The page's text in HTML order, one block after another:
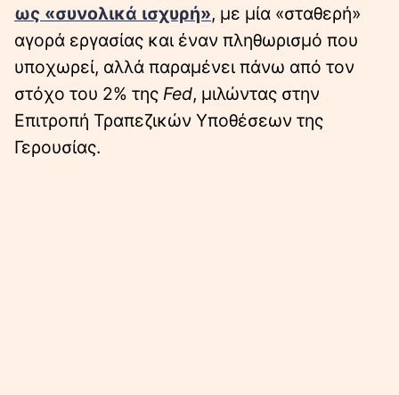
ως «συνολικά ισχυρή», με μία «σταθερή»
αγορά εργασίας και έναν πληθωρισμό που
υποχωρεί, αλλά παραμένει πάνω από τον
στόχο του 2% της Fed, μιλώντας στην
Επιτροπή Τραπεζικών Υποθέσεων της
Γερουσίας.